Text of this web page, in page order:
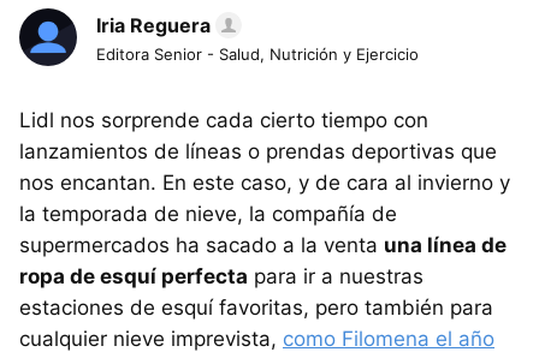
Iria Reguera
Editora Senior - Salud, Nutrición y Ejercicio
Lidl nos sorprende cada cierto tiempo con
lanzamientos de líneas o prendas deportivas que
nos encantan. En este caso, y de cara al invierno y
la temporada de nieve, la compañía de
supermercados ha sacado a la venta una línea de
ropa de esquí perfecta para ir a nuestras
estaciones de esquí favoritas, pero también para
cualquier nieve imprevista, como Filomena el año